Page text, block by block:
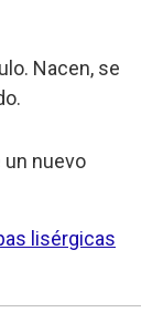
Nacen, se
un nuevo
lisérgicas